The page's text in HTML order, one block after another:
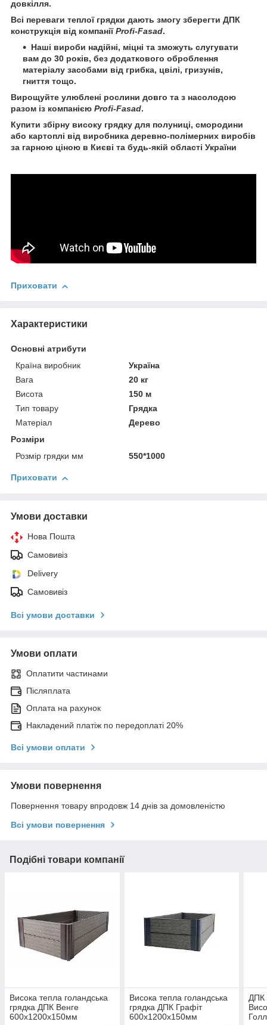
довкілля.
Всі переваги теплої грядки дають змогу зберегти ДПК
конструкція від компаніїProfi-Fasad.
Наші вироби надійні, міцні та зможуть слугувати
вам до 30 років, без додаткового оброблення
матеріалу засобами від грибка, цвілі, гризунів,
гниття тощо.
Вирощуйте улюблені рослини довго та з насолодою
разом із компанією Profi-Fasad.
Купити збірну високу грядку для полуниці, смородини
або картоплі від виробника деревно-полімерних виробів
за гарною ціною в Києві та будь-якій області України
Приховати
Характеристики
Основні атрибути
Країна виробник
Україна
Вага
20 кг
Висота
150 м
Тип товару
Грядка
Матеріал
Дерево
Розміри
Розмір грядки мм
550*1000
Приховати
Умови доставки
Нова Пошта
Самовивіз
Delivery
Самовивіз
Всі умови доставки
Умови оплати
Оплатити частинами
Післяплата
Оплата на рахунок
Накладений платіж по передоплаті 20%
Всі умови оплати
Умови повернення
Повернення товару впродовж 14 днів за домовленістю
Всі умови повернення
Подібні товари компанії
Висока тепла голандська
грядка ДПК Венге
600х1200х150мм
Висока тепла голандська
грядка ДПК Графіт
600х1200х150мм
ДПК